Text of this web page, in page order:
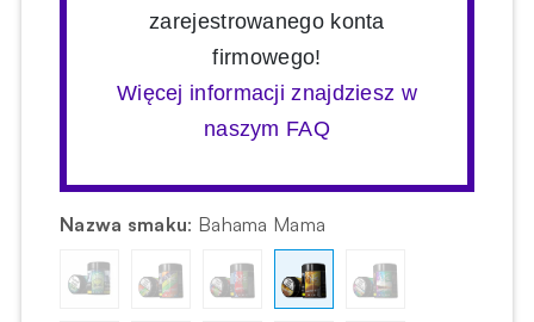
zarejestrowanego konta
firmowego!
Więcej informacji znajdziesz w
naszym FAQ
Nazwa smaku: Bahama Mama